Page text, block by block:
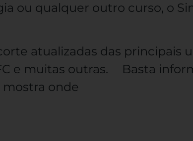
ou qualquer outro curso, o
atualizadas das principais
e muitas outras. Basta
onde